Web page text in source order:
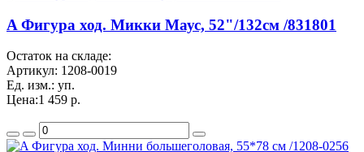
A Фигура ход. Микки Маус, 52"/132см /831801
Остаток на складе:
Артикул: 1208-0019
Ед. изм.: уп.
Цена:1 459 р.